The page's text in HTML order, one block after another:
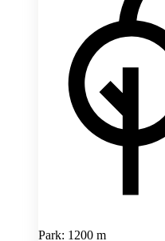
Park: 1200 m